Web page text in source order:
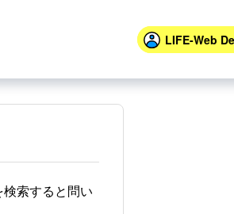
LIFE-Web
索すると問い